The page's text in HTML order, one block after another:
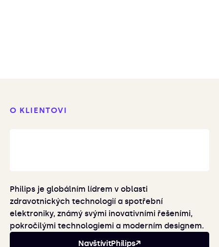
O KLIENTOVI
Philips je globálním lídrem v oblasti
zdravotnických technologií a spotřební
elektroniky, známý svými inovativními řešeními,
pokročilými technologiemi a moderním designem.
NavštívitPhilips↗